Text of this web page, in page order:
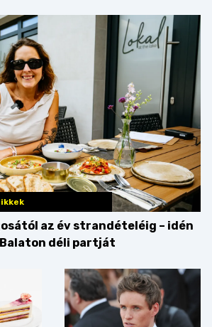
az év strandételéig – idén
déli partját